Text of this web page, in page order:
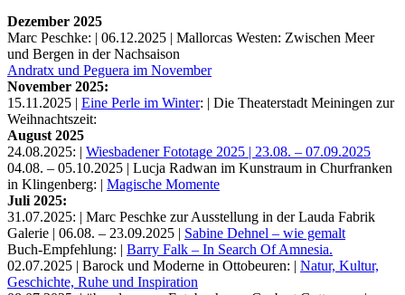
Dezember 2025
Marc Peschke: | 06.12.2025 | Mallorcas Westen: Zwischen Meer
und Bergen in der Nachsaison
Andratx und Peguera im November
November 2025:
15.11.2025 | Eine Perle im Winter: | Die Theaterstadt Meiningen zur
Weihnachtszeit:
August 2025
24.08.2025: | Wiesbadener Fototage 2025 | 23.08. – 07.09.2025
04.08. – 05.10.2025 | Lucja Radwan im Kunstraum in Churfranken
in Klingenberg: | Magische Momente
Juli 2025:
31.07.2025: | Marc Peschke zur Ausstellung in der Lauda Fabrik
Galerie | 06.08. – 23.09.2025 | Sabine Dehnel – wie gemalt
Buch-Empfehlung: | Barry Falk – In Search Of Amnesia.
02.07.2025 | Barock und Moderne in Ottobeuren: | Natur, Kultur,
Geschichte, Ruhe und Inspiration